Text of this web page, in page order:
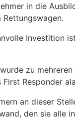
in die
Investition
zu
Responder
an dieser
den sie alle